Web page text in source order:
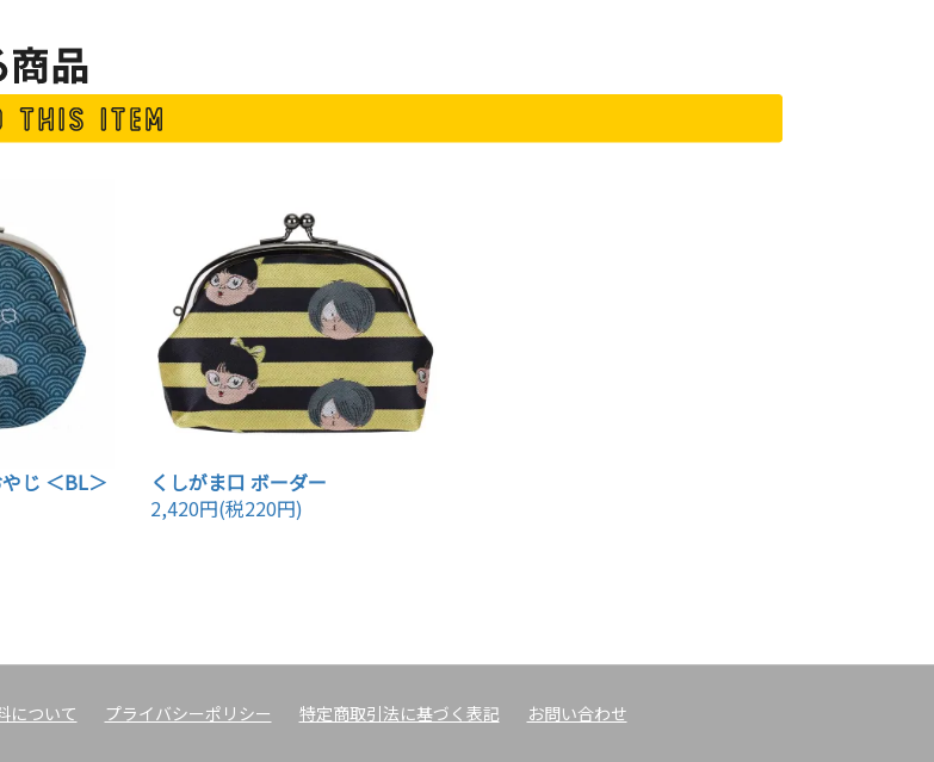
じ ＜BL＞
くしがま口 ボーダー
2,420円(税220円)
について プライバシーポリシー 特定商取引法に基づく表記 お問い合わせ